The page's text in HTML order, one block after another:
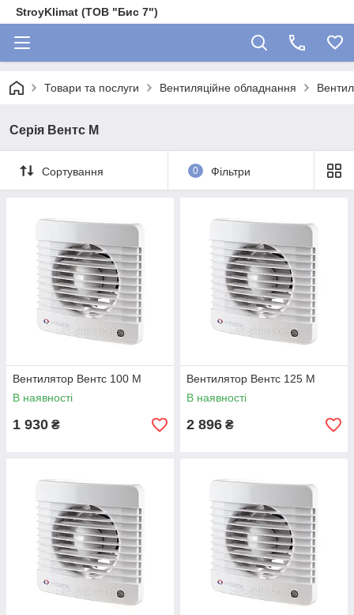
StroyKlimat (ТОВ "Бис 7")
Товари та послуги Вентиляційне обладнання
Серія Вентс М
Сортування 0 Фільтри
Вентилятор Вентс 100 М
В наявності
1 930 ₴
Вентилятор Вентс 125 М
В наявності
2 896 ₴